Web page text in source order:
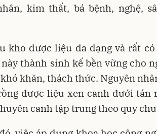
kim thất, bá bệnh, nghệ,
kho dược liệu đa dạng và rất
thành sinh kế bền vững cho
khăn, thách thức. Nguyên
dược liệu xen canh dưới tán
canh tập trung theo quy